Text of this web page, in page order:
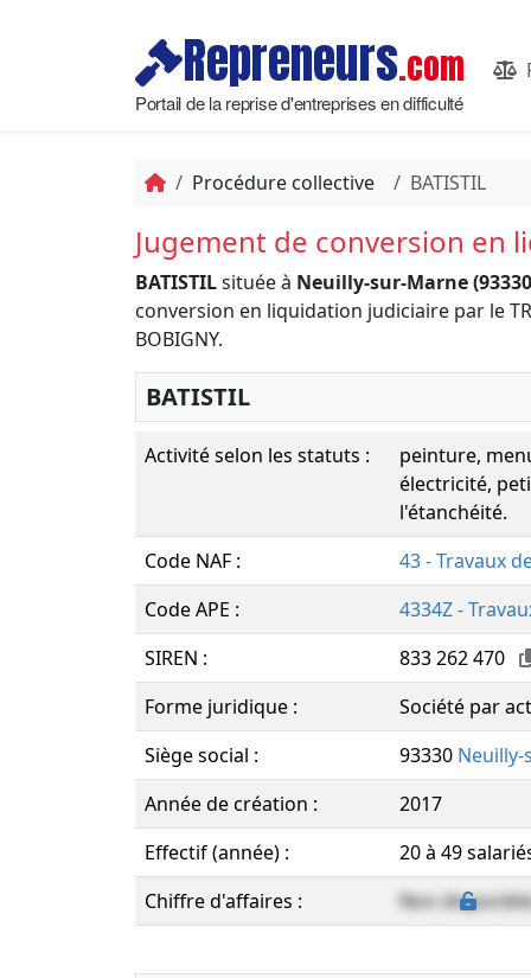
Repreneurs.com
Portail de la reprise d'entreprises en difficulté
Procédure collective BATISTIL
Jugement de conversion en
BATISTILsituée à Neuilly-sur-Marne
conversion en liquidation judiciaire par le
BOBIGNY.
BATISTIL
Activité selon les statuts :
peinture,
électricité,
l'étanchéité.
Code NAF :
43 - Travaux
Code APE :
4334Z -
SIREN :
833 262 470
Forme juridique :
Société par
Siège social :
93330
Année de création :
2017
Effectif (année) :
20 à 49
Chiffre d'affaires :
Non